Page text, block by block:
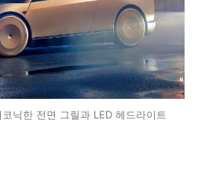
닉한 전면 그릴과 LED 헤드라이트